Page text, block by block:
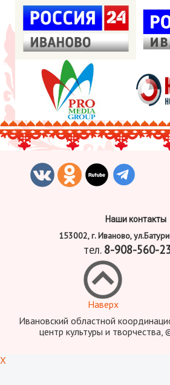
Наши контакты
153002, г. Иваново,
тел. 8-908-560-
Наверх
Ивановский областной
центр культуры и
X